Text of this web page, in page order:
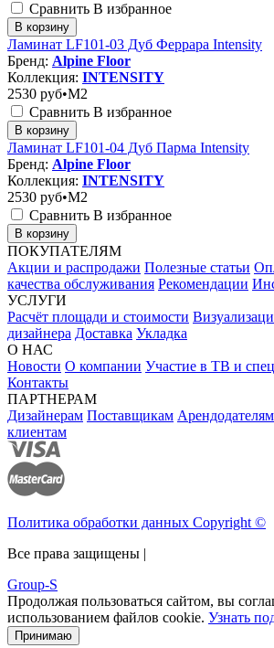
Сравнить В избранное
В корзину
Ламинат LF101-03 Дуб Феррара Intensity
Бренд: Alpine Floor
Коллекция: INTENSITY
2530 руб•M2
Сравнить В избранное
В корзину
Ламинат LF101-04 Дуб Парма Intensity
Бренд: Alpine Floor
Коллекция: INTENSITY
2530 руб•M2
Сравнить В избранное
В корзину
ПОКУПАТЕЛЯМ
Акции и распродажи Полезные статьи
качества обслуживания Рекомендации
УСЛУГИ
Расчёт площади и стоимости
дизайнера Доставка Укладка
О НАС
Новости О компании Участие в ТВ и
Контакты
ПАРТНЕРАМ
Дизайнерам Поставщикам Арендодателям
клиентам
Политика обработки данных Copyright ©
Все права защищены |
Group-S
Продолжая пользоваться сайтом, вы
использованием файлов cookie. Узнать
Принимаю